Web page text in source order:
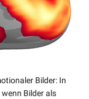
Bilder: In
Bilder als